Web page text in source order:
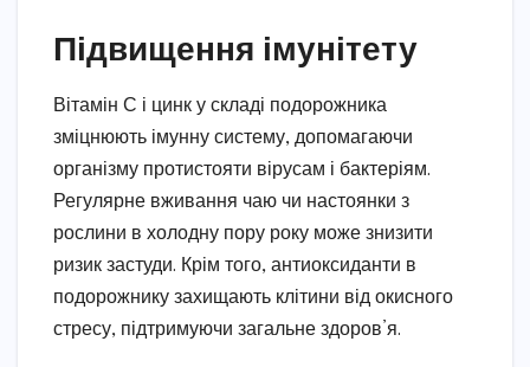
Підвищення імунітету
Вітамін С і цинк у складі подорожника
зміцнюють імунну систему, допомагаючи
організму протистояти вірусам і бактеріям.
Регулярне вживання чаю чи настоянки з
рослини в холодну пору року може знизити
ризик застуди. Крім того, антиоксиданти в
подорожнику захищають клітини від окисного
стресу, підтримуючи загальне здоров’я.